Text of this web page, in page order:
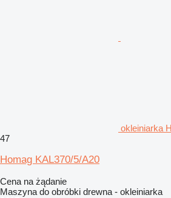
okleiniarka
47
Homag KAL370/5/A20
Cena na żądanie
Maszyna do obróbki drewna - okleiniarka